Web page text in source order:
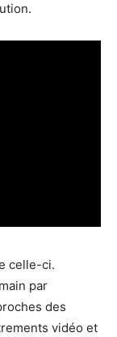
celle-ci.
par
des
vidéo et